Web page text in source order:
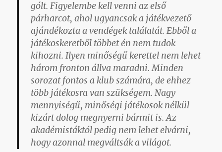
gólt. Figyelembe kell venni az első
párharcot, ahol ugyancsak a játékvezető
ajándékozta a vendégek találatát. Ebből a
játékoskeretből többet én nem tudok
kihozni. Ilyen minőségű kerettel nem lehet
három fronton állva maradni. Minden
sorozat fontos a klub számára, de ehhez
több játékosra van szükségem. Nagy
mennyiségű, minőségi játékosok nélkül
kizárt dolog megnyerni bármit is. Az
akadémistáktól pedig nem lehet elvárni,
hogy azonnal megváltsák a világot.